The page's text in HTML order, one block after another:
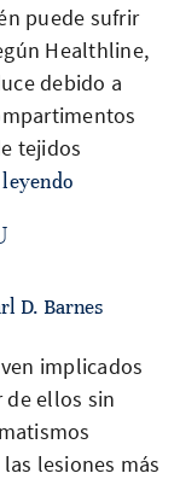
puede sufrir
Healthline,
debido a
tejidos
D. Barnes
implicados
de ellos sin
lesiones más